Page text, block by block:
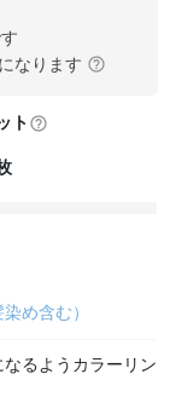
なります
ト
め含む）
るようカラーリン